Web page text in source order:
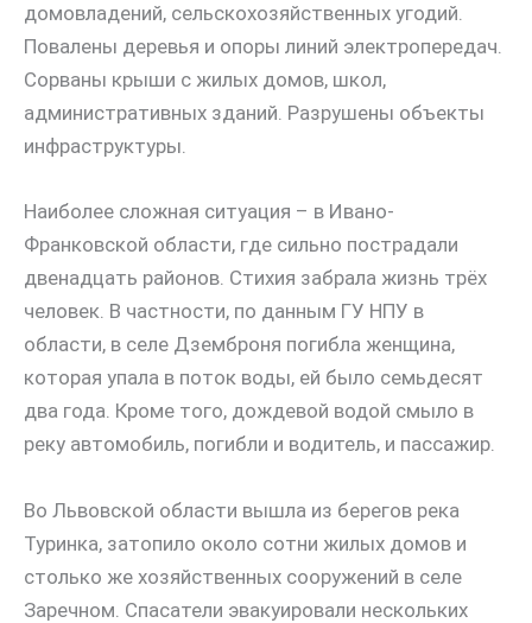
домовладений, сельскохозяйственных угодий.
Повалены деревья и опоры линий электропередач.
Сорваны крыши с жилых домов, школ,
административных зданий. Разрушены объекты
инфраструктуры.
Наиболее сложная ситуация – в Ивано-
Франковской области, где сильно пострадали
двенадцать районов. Стихия забрала жизнь трёх
человек. В частности, по данным ГУ НПУ в
области, в селе Дземброня погибла женщина,
которая упала в поток воды, ей было семьдесят
два года. Кроме того, дождевой водой смыло в
реку автомобиль, погибли и водитель, и пассажир.
Во Львовской области вышла из берегов река
Туринка, затопило около сотни жилых домов и
столько же хозяйственных сооружений в селе
Заречном. Спасатели эвакуировали нескольких